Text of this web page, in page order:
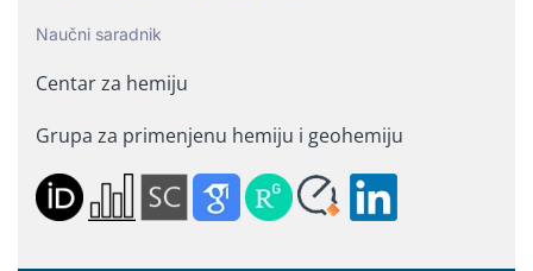
Naučni saradnik
Centar za hemiju
Grupa za primenjenu hemiju i geohemiju